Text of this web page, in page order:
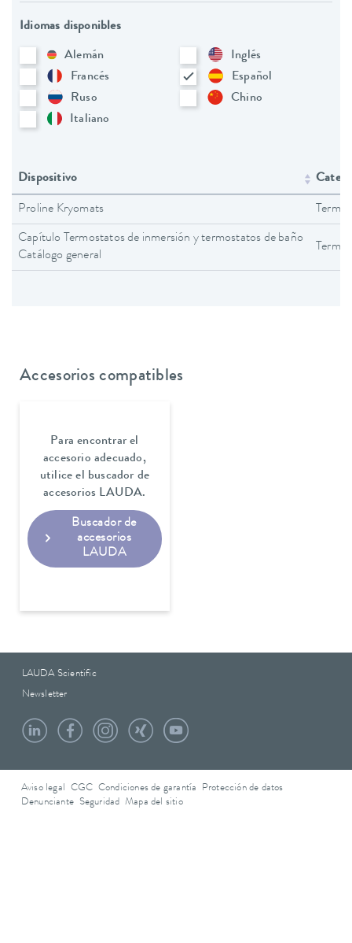
Idiomas disponibles
Alemán
Inglés
Francés
Español
Ruso
Chino
Italiano
Dispositivo
Proline Kryomats
Capítulo Termostatos de inmersión y termostatos de baño
Catálogo general
Accesorios compatibles
Para encontrar el
accesorio adecuado,
utilice el buscador de
accesorios LAUDA.
Buscador de
accesorios
LAUDA
LAUDA Scientific
Newsletter
Aviso legal CGC Condiciones de garantía
Protección de datos
Denunciante Seguridad Mapa del sitio